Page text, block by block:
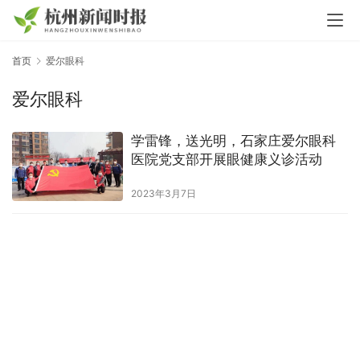
首页 爱尔眼科
爱尔眼科
学雷锋，送光明，石家庄爱尔眼科
医院党支部开展眼健康义诊活动
2023年3月7日